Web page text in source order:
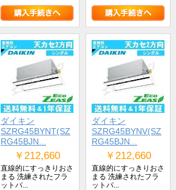
ダイキン
SZRG45BYNT(SZ
RG45BJN...
￥212,660
直線的にすっきりおさ
まる 洗練されたフラ
ットパ...
ダイキン
SZRG45BYNV(SZ
RG45BJN...
￥212,660
直線的にすっきりおさ
まる 洗練されたフラ
ットパ...